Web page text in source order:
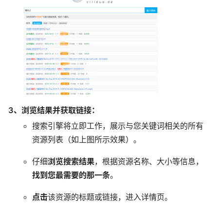
3、浏览结果并获取链接：
搜索引擎将立即工作，展示与您关键词相关的所有
资源列表（如上图所示效果）。
仔细浏览搜索结果，根据资源名称、大小等信息，
找到您最需要的那一条。
点击该资源的标题或链接，进入详情页。